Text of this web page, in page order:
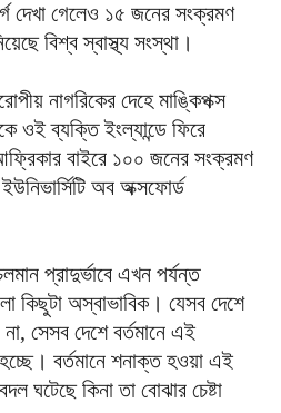
দেখা গেলেও ১৫ জনের সংক্রমণ
বিশ্ব স্বাস্থ্য সংস্থা।
নাগরিকের দেহে মাঙ্কিপক্স
ওই ব্যক্তি ইংল্যান্ডে ফিরে
বাইরে ১০০ জনের সংক্রমণ
অব অক্সফোর্ড
প্রাদুর্ভাবে এখন পর্যন্ত
কিছুটা অস্বাভাবিক। যেসব দেশে
সেসব দেশে বর্তমানে এই
বর্তমানে শনাক্ত হওয়া এই
ঘটেছে কিনা তা বোঝার চেষ্টা